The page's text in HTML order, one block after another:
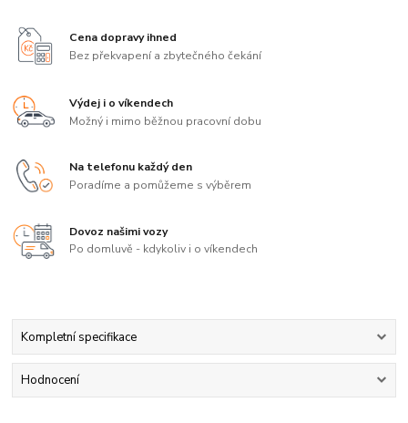
Cena dopravy ihned
Bez překvapení a zbytečného čekání
Výdej i o víkendech
Možný i mimo běžnou pracovní dobu
Na telefonu každý den
Poradíme a pomůžeme s výběrem
Dovoz našimi vozy
Po domluvě - kdykoliv i o víkendech
Kompletní specifikace
Hodnocení